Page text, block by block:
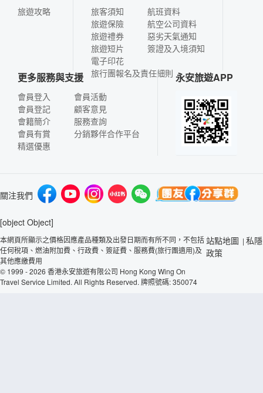
旅遊攻略
旅客須知
旅遊保險
旅遊禮券
旅遊短片
電子印花
航班資料
航空公司資料
惡劣天氣通知
簽證及入境須知
旅行團報名及責任細則
更多服務與支援
會員登入
會員登記
會籍簡介
會員有賞
精選優惠
會員活動
顧客意見
服務查詢
分銷夥伴合作平台
永安旅遊APP
關注我們
[object Object]
本網頁所顯示之價格因應產品種類及出發日期而有所不同，不包括
任何稅項、燃油附加費、行政費、簽証費、服務費(旅行團適用)及
其他應繳費用
© 1999 - 2026 香港永安旅遊有限公司 Hong Kong Wing On
Travel Service Limited. All Rights Reserved. 牌照號碼: 350074
站點地圖 | 私隱
政策